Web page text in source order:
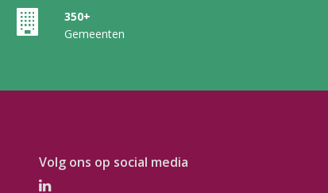
350+
Gemeenten
Volg ons op social media